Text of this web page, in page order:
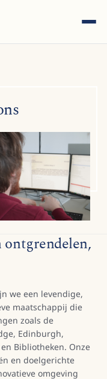
ESC
sites en
ontgrendelen,
we een levendige,
maatschappij die
zoals de
Edinburgh,
Bibliotheken. Onze
en doelgerichte
omgeving